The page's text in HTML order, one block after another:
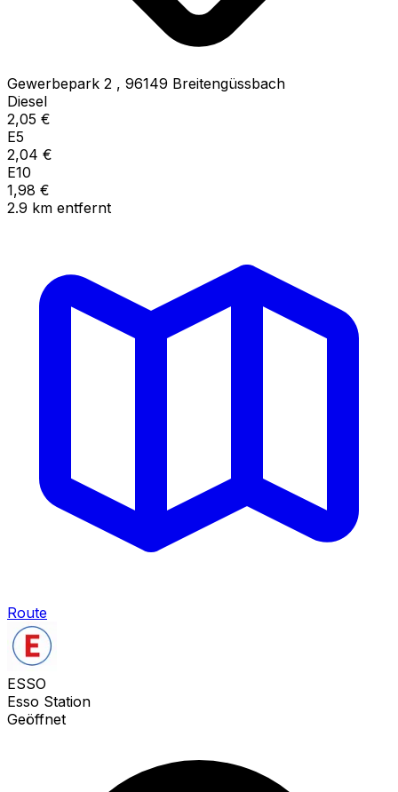
Gewerbepark 2 , 96149 Breitengüssbach
Diesel
2,05 €
E5
2,04 €
E10
1,98 €
2.9 km entfernt
Route
ESSO
Esso Station
Geöffnet